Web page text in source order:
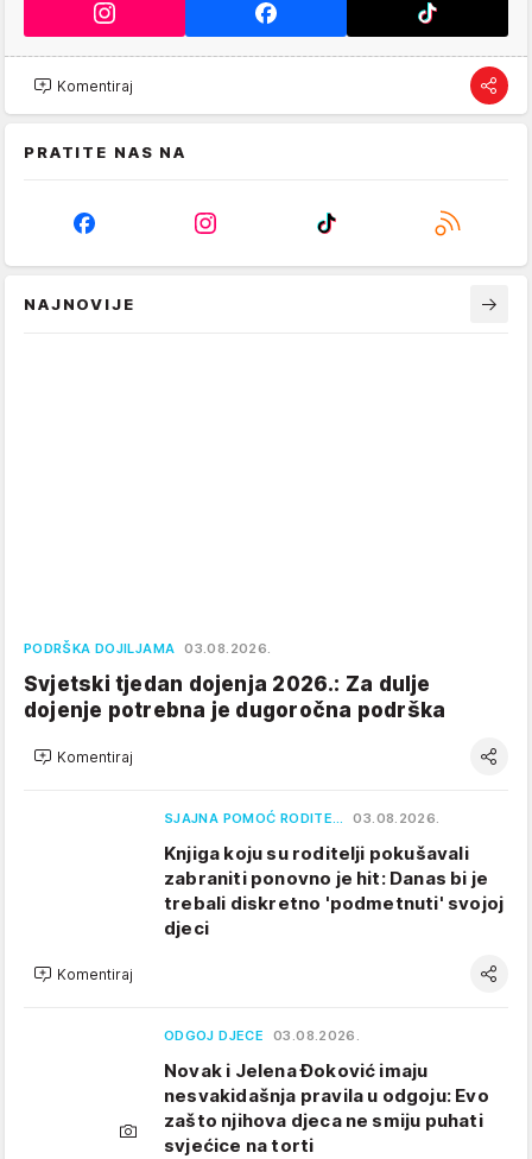
Komentiraj
PRATITE NAS NA
NAJNOVIJE
PODRŠKA DOJILJAMA 03.08.2026.
Svjetski tjedan dojenja 2026.: Za dulje
dojenje potrebna je dugoročna podrška
Komentiraj
SJAJNA POMOĆ RODITE… 03.08.2026.
Knjiga koju su roditelji pokušavali
zabraniti ponovno je hit: Danas bi je
trebali diskretno 'podmetnuti' svojoj
djeci
Komentiraj
ODGOJ DJECE 03.08.2026.
Novak i Jelena Đoković imaju
nesvakidašnja pravila u odgoju: Evo
zašto njihova djeca ne smiju puhati
svjećice na torti